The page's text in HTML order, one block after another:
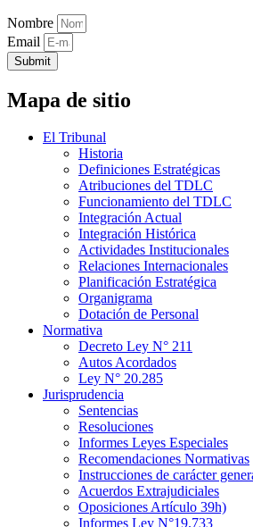
Nombre
Email
Submit
Mapa de sitio
El Tribunal
Historia
Definiciones Estratégicas
Atribuciones del TDLC
Funcionamiento del TDLC
Integración Actual
Integración Histórica
Actividades Institucionales
Relaciones Internacionales
Planificación Estratégica
Organigrama
Dotación de Personal
Normativa
Decreto Ley N° 211
Autos Acordados
Ley N° 20.285
Jurisprudencia
Sentencias
Resoluciones
Informes Leyes Especiales
Recomendaciones Normativas
Instrucciones de carácter
Acuerdos Extrajudiciales
Oposiciones Artículo 39h)
Informes Ley N°19.733